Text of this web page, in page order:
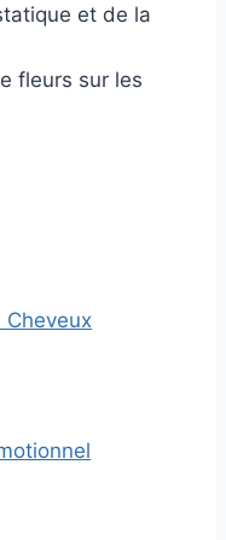
et de la
fleurs sur les
Cheveux